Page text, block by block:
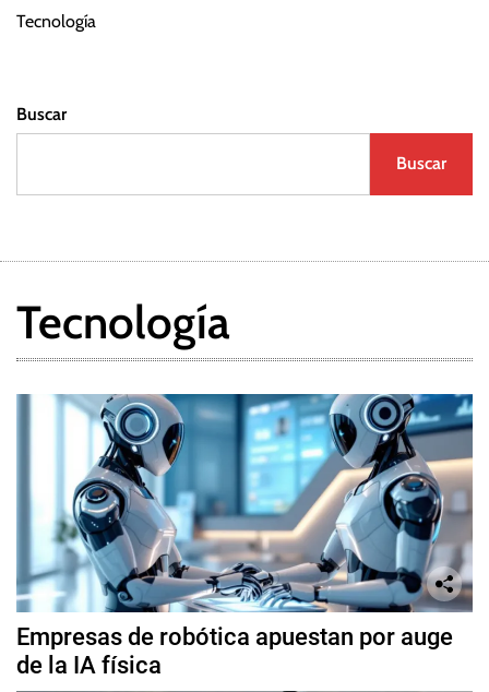
d
s
Tecnología
Buscar
Buscar
Tecnología
Empresas de robótica apuestan por auge
de la IA física